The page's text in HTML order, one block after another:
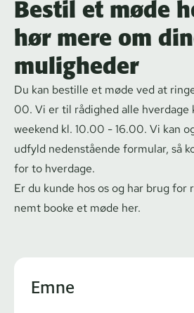
Bestil et møde
hør mere om
muligheder
Du kan bestille et møde ved at
00. Vi er til rådighed alle
weekend kl. 10.00 - 16.00. Vi kan
udfyld nedenstående formular, så
for to hverdage.
Er du kunde hos os og har brug for
nemt booke et møde her.
Emne